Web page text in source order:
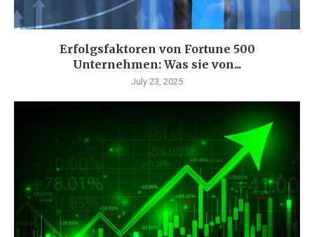
Erfolgsfaktoren von Fortune 500
Unternehmen: Was sie von...
July 23, 2025